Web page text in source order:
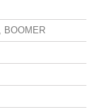
BOOMER